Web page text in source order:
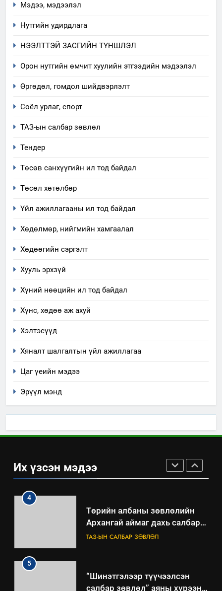
Мэдээ, мэдээлэл
Нутгийн удирдлага
НЭЭЛТТЭЙ ЗАСГИЙН ТҮНШЛЭЛ
Орон нутгийн өмчит хуулийн этгээдийн мэдээлэл
Өргөдөл, гомдол шийдвэрлэлт
Соёл урлаг, спорт
ТАЗ-ын салбар зөвлөл
Тендер
Төсөв санхүүгийн ил тод байдал
Төсөл хөтөлбөр
Үйл ажиллагааны ил тод байдал
Хөдөлмөр, нийгмийн хамгаалал
Хөдөөгийн сэргэлт
Хууль эрхзүй
Хүний нөөцийн ил тод байдал
Хүнс, хөдөө аж ахуй
Хэлтэсүүд
Хяналт шалгалтын үйл ажиллагаа
Цаг үеийн мэдээ
Эрүүл мэнд
Их үзсэн мэдээ
салбар зөвлөл” аяны хүрээнд
хэмжээний төлөвлөгөө
6
аудитын дүгнэлт
7
ИЛ ТОД БАЙДАЛ
Мэдээлэл хариуцагчийн
ашиглаж байгаа техник,
технологийн хүн, мал, амьтны
эрүүл мэнд, байгаль орчинд
Нээлттэй засгийн түншлэл
БАЙГУУЛНА
ЗАР ТАЗ-ЫН САЛБАР ЗӨВЛӨЛ
3
4
Төрийн албаны зөвлөлийн
Архангай аймаг дахь салбар
зөвлөлийн 2025 оны үйл
ТАЗ-ЫН САЛБАР ЗӨВЛӨЛ
5
“Шинэтгэлээр түүчээлсэн
салбар зөвлөл” аяны хүрээнд